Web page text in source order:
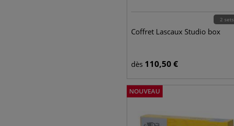
2 sets
Coffret Lascaux Studio box
dès 110,50 €
NOUVEAU